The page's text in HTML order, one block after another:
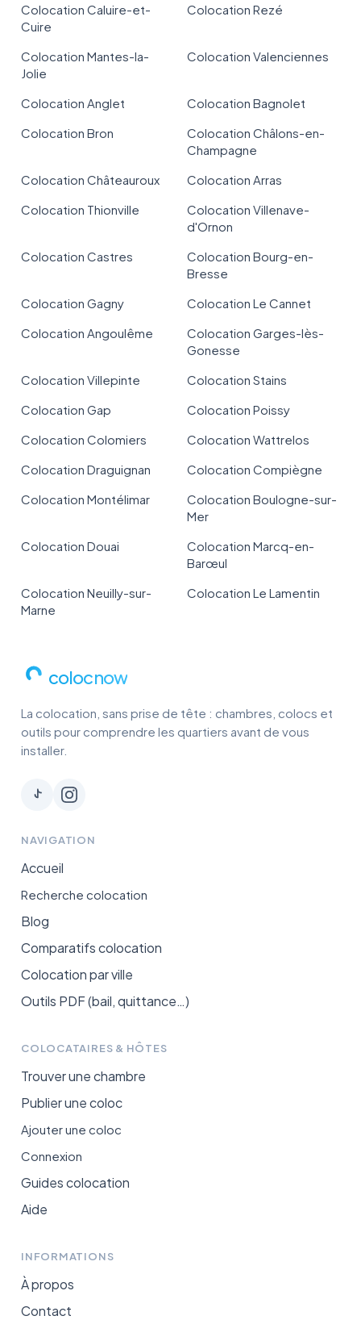
Colocation Caluire-et-
Cuire
Colocation Rezé
Colocation Mantes-la-
Jolie
Colocation Valenciennes
Colocation Anglet
Colocation Bagnolet
Colocation Bron
Colocation Châlons-en-
Champagne
Colocation Châteauroux
Colocation Arras
Colocation Thionville
Colocation Villenave-
d'Ornon
Colocation Castres
Colocation Bourg-en-
Bresse
Colocation Gagny
Colocation Le Cannet
Colocation Angoulême
Colocation Garges-lès-
Gonesse
Colocation Villepinte
Colocation Stains
Colocation Gap
Colocation Poissy
Colocation Colomiers
Colocation Wattrelos
Colocation Draguignan
Colocation Compiègne
Colocation Montélimar
Colocation Boulogne-sur-
Mer
Colocation Douai
Colocation Marcq-en-
Barœul
Colocation Neuilly-sur-
Marne
Colocation Le Lamentin
colocnow
La colocation, sans prise de tête : chambres, colocs et
outils pour comprendre les quartiers avant de vous
installer.
NAVIGATION
Accueil
Recherche colocation
Blog
Comparatifs colocation
Colocation par ville
Outils PDF (bail, quittance…)
COLOCATAIRES & HÔTES
Trouver une chambre
Publier une coloc
Ajouter une coloc
Connexion
Guides colocation
Aide
INFORMATIONS
À propos
Contact